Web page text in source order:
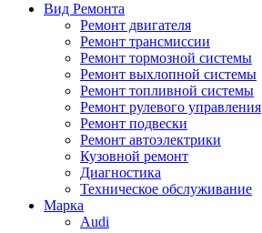
Вид Ремонта
Ремонт двигателя
Ремонт трансмиссии
Ремонт тормозной системы
Ремонт выхлопной системы
Ремонт топливной системы
Ремонт рулевого управления
Ремонт подвески
Ремонт автоэлектрики
Кузовной ремонт
Диагностика
Техническое обслуживание
Марка
Audi